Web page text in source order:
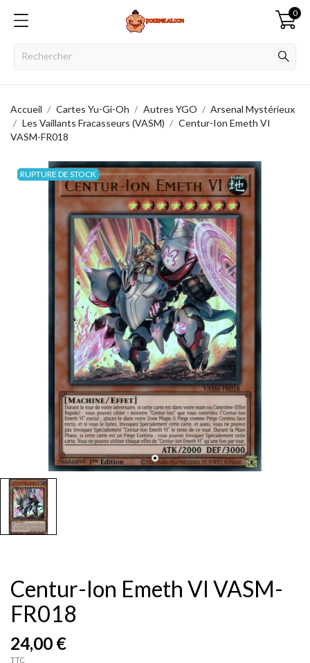
0
Accueil Cartes Yu-Gi-Oh Autres YGO
Arsenal Mystérieux
Les Vaillants Fracasseurs (VASM)
Centur-Ion Emeth VI
VASM-FR018
RUPTURE DE STOCK
Centur-Ion Emeth VI VASM-
FR018
24,00 €
TTC